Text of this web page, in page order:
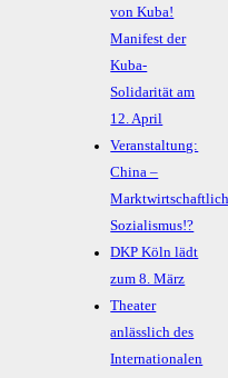
von Kuba!
Manifest der
Kuba-
Solidarität am
12. April
Veranstaltung:
China –
Sozialismus!?
DKP Köln lädt
zum 8. März
Theater
anlässlich des
Internationalen